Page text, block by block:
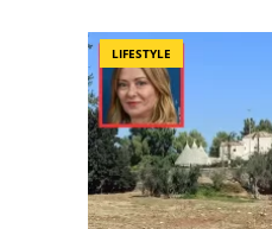
LIFESTYLE